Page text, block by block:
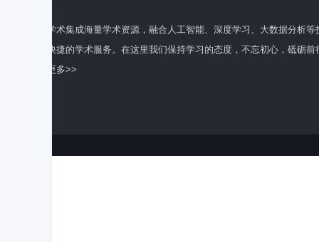
百度学术集成海量学术资源，融合人工智能、深度学习、大数据分析
全面快捷的学术服务。在这里我们保持学习的态度，不忘初心，砥砺前
了解更多>>